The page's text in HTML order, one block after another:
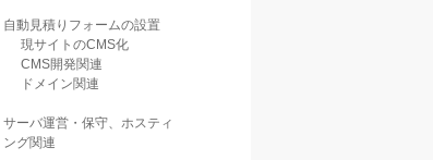
自動見積りフォームの設置
現サイトのCMS化
CMS開発関連
ドメイン関連
サーバ運営・保守、ホスティ
ング関連